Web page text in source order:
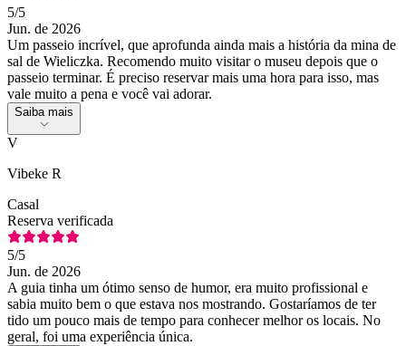
5/5
Jun. de 2026
Um passeio incrível, que aprofunda ainda mais a história da mina de
sal de Wieliczka. Recomendo muito visitar o museu depois que o
passeio terminar. É preciso reservar mais uma hora para isso, mas
vale muito a pena e você vai adorar.
Saiba mais
V
Vibeke R
Casal
Reserva verificada
5/5
Jun. de 2026
A guia tinha um ótimo senso de humor, era muito profissional e
sabia muito bem o que estava nos mostrando. Gostaríamos de ter
tido um pouco mais de tempo para conhecer melhor os locais. No
geral, foi uma experiência única.